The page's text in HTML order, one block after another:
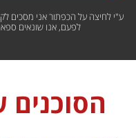
ע"י לחיצה על הכפתור אני מסכים
לפעם, אנו שונאים